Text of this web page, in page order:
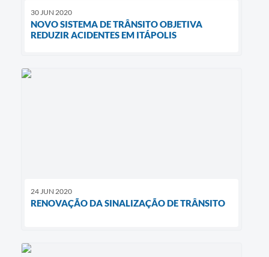
30 JUN 2020
NOVO SISTEMA DE TRÂNSITO OBJETIVA
REDUZIR ACIDENTES EM ITÁPOLIS
24 JUN 2020
RENOVAÇÃO DA SINALIZAÇÃO DE TRÂNSITO